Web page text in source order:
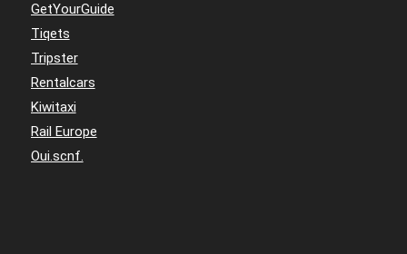
GetYourGuide
Tiqets
Tripster
Rentalcars
Kiwitaxi
Rail Europe
Oui.scnf.